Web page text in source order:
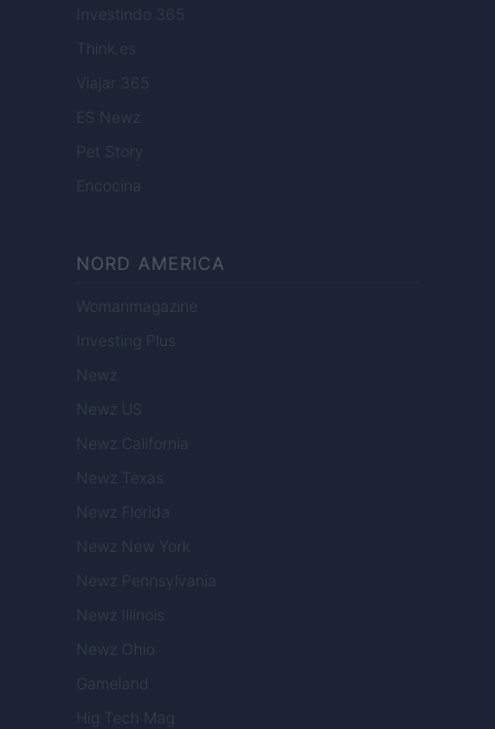
Investindo 365
Think.es
Viajar 365
ES Newz
Pet Story
Encocina
NORD AMERICA
Womanmagazine
Investing Plus
Newz
Newz US
Newz California
Newz Texas
Newz Florida
Newz New York
Newz Pennsylvania
Newz Illinois
Newz Ohio
Gameland
Hig Tech Mag